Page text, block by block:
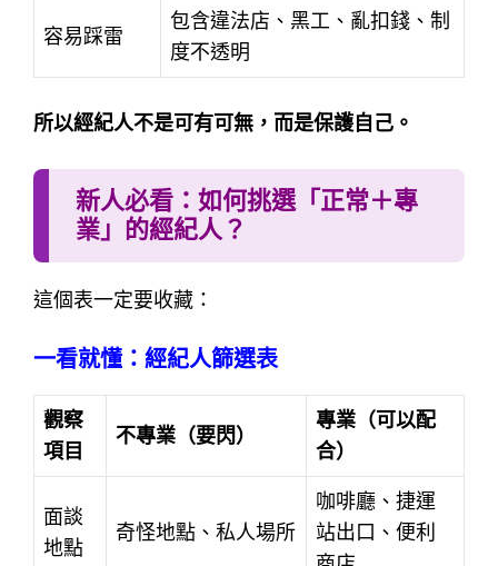
容易踩雷
包含違法店、黑工、亂扣錢、制
度不透明
所以經紀人不是可有可無，而是保護自己。
新人必看：如何挑選「正常＋專
業」的經紀人？
這個表一定要收藏：
一看就懂：經紀人篩選表
觀察
項目
不專業（要閃）
專業（可以配
合）
面談
地點
奇怪地點、私人場所
咖啡廳、捷運
站出口、便利